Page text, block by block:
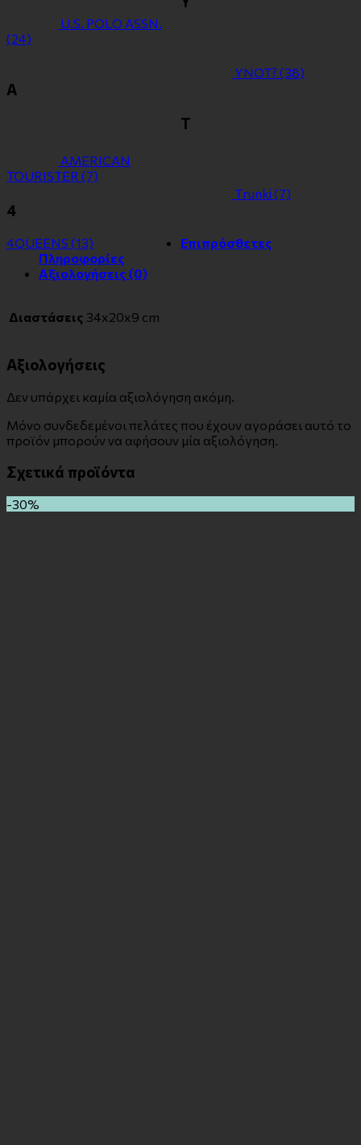
U.S. POLO ASSN.
(24)
YNOT? (38)
Α
ΑMERICAN
TOURISTER (7)
Τ
Τrunki (7)
4
4QUEENS (13)
Επιπρόσθετες
Πληροφορίες
Αξιολογήσεις (0)
Διαστάσεις 34x20x9 cm
Αξιολογήσεις
Δεν υπάρχει καμία αξιολόγηση ακόμη.
Μόνο συνδεδεμένοι πελάτες που έχουν αγοράσει αυτό το
προϊόν μπορούν να αφήσουν μία αξιολόγηση.
Σχετικά προϊόντα
-30%